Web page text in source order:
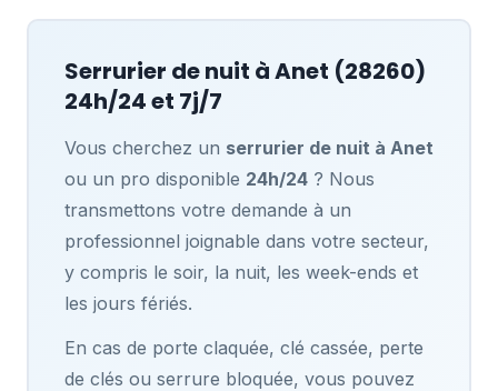
Serrurier de nuit àAnet (28260)
24h/24 et 7j/7
Vous cherchez un serrurier de nuit à Anet
ou un pro disponible 24h/24? Nous
transmettons votre demande à un
professionnel joignable dans votre secteur,
y compris le soir, la nuit, les week-ends et
les jours fériés.
En cas de porte claquée, clé cassée, perte
de clés ou serrure bloquée, vous pouvez